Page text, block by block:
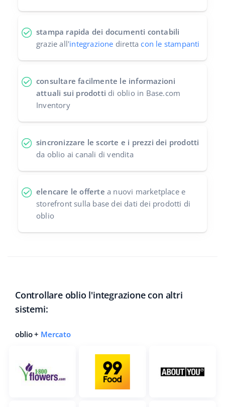
stampa rapida dei documenti contabili
grazie all'integrazione direttacon le stampanti
consultare facilmente le informazioni
attuali sui prodotti di oblio in Base.com
Inventory
sincronizzare le scorte e i prezzi dei prodotti
da oblio ai canali di vendita
elencare le offerte a nuovi marketplace e
storefront sulla base dei dati dei prodotti di
oblio
Controllare oblio l'integrazione con altri
sistemi:
oblio + Mercato